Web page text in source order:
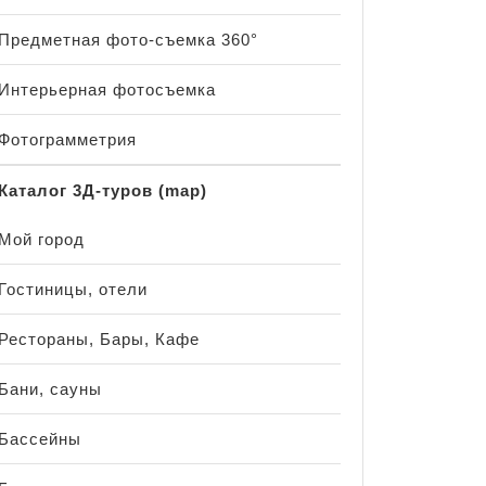
фото-съемка 360°
фотосъемка
3Д-туров (map)
город
отели
Бары, Кафе
сауны